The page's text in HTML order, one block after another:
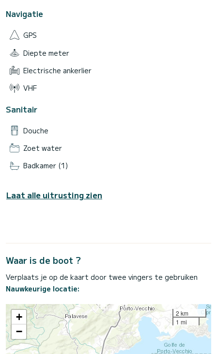
Navigatie
GPS
Diepte meter
Electrische ankerlier
VHF
Sanitair
Douche
Zoet water
Badkamer (1)
Laat alle uitrusting zien
Waar is de boot ?
Verplaats je op de kaart door twee vingers te gebruiken
Nauwkeurige locatie:
+
−
2 km
1 mi